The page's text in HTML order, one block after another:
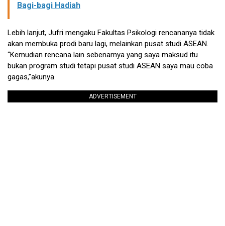
Bagi-bagi Hadiah
Lebih lanjut, Jufri mengaku Fakultas Psikologi rencananya tidak
akan membuka prodi baru lagi, melainkan pusat studi ASEAN.
“Kemudian rencana lain sebenarnya yang saya maksud itu
bukan program studi tetapi pusat studi ASEAN saya mau coba
gagas,”akunya.
ADVERTISEMENT